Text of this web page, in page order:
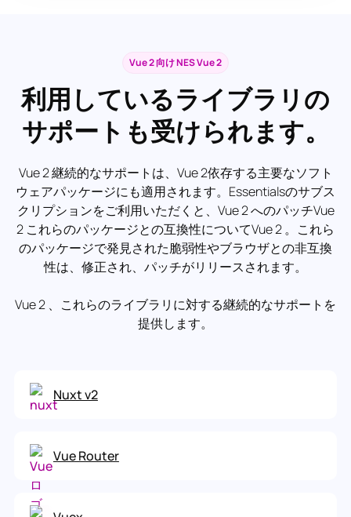
Vue 2 向け NES Vue 2
利用しているライブラリの
サポートも受けられます。
Vue 2 継続的なサポートは、Vue 2依存する主要なソフト
ウェアパッケージにも適用されます。Essentialsのサブス
クリプションをご利用いただくと、Vue 2 へのパッチVue
2 これらのパッケージとの互換性についてVue 2 。これら
のパッケージで発見された脆弱性やブラウザとの非互換
性は、修正され、パッチがリリースされます。
Vue 2 、これらのライブラリに対する継続的なサポートを
提供します。
Nuxt v2
Vue Router